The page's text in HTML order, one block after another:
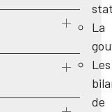
La
Les
de